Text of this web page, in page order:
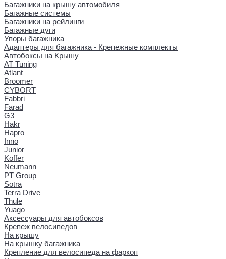
Багажники на крышу автомобиля
Багажные системы
Багажники на рейлинги
Багажные дуги
Упоры багажника
Адаптеры для багажника - Крепежные комплекты
Автобоксы на Крышу
AT Tuning
Atlant
Broomer
CYBORT
Fabbri
Farad
G3
Hakr
Hapro
Inno
Junior
Koffer
Neumann
PT Group
Sotra
Terra Drive
Thule
Yuago
Аксессуары для автобоксов
Крепеж велосипедов
На крышу
На крышку багажника
Крепление для велосипеда на фаркоп